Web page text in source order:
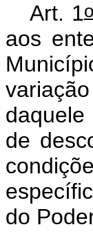
Art. 1o
aos
daquele
de
do